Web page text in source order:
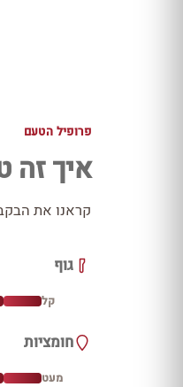
פרופיל הטעם
איך זה
קראנו את
גוף
קל
חומציות
מעט